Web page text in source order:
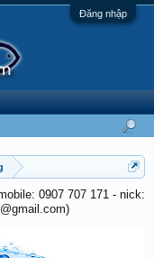
Đăng nhập
0907 707 171 - nick: